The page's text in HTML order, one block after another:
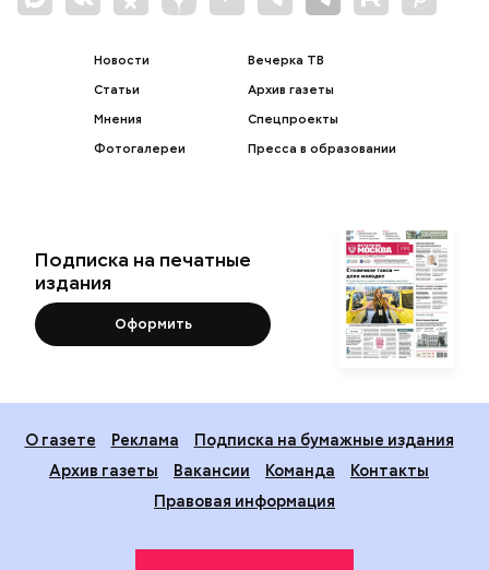
Новости
Статьи
Мнения
Фотогалереи
Вечерка ТВ
Архив газеты
Спецпроекты
Пресса в образовании
Подписка на печатные
издания
Оформить
О газете Реклама
Подписка на бумажные издания
Архив газеты
Вакансии Команда
Контакты
Правовая информация